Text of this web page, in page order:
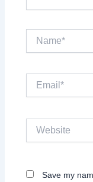
Email*
Save my